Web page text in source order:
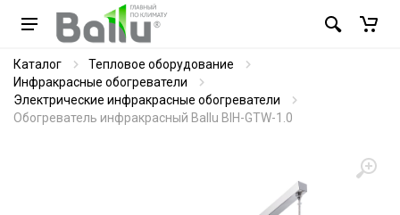
Каталог
Тепловое оборудование
Инфракрасные обогреватели
Электрические инфракрасные обогреватели
Обогреватель инфракрасный Ballu BIH-GTW-1.0